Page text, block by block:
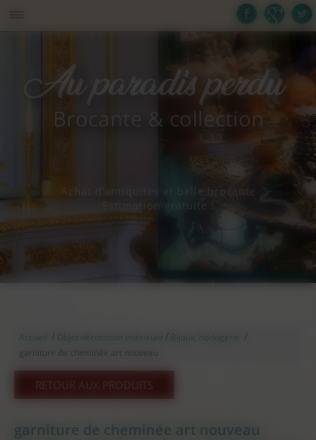
Achat d’antiquités et belle brocante
Estimation gratuite !
/ Bijoux, horlogerie
garniture de cheminée art nouveau